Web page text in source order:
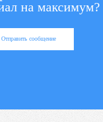
на максимум?
Отправить сообщение